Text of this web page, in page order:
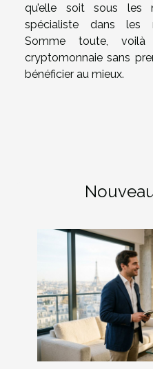
qu’elle soit sous les
spécialiste dans les
Somme toute,
cryptomonnaie sans
bénéficier au mieux.